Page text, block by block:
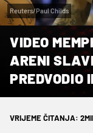
Reuters/Paul Childs
VIDEO
ARENI
PREDVODIO
VRIJEME ČITANJA: